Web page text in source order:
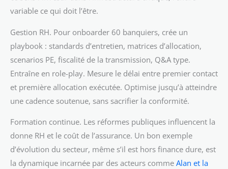
variable ce qui doit l’être.
Gestion RH. Pour onboarder 60 banquiers, crée un
playbook : standards d’entretien, matrices d’allocation,
scenarios PE, fiscalité de la transmission, Q&A type.
Entraîne en role-play. Mesure le délai entre premier contact
et première allocation exécutée. Optimise jusqu’à atteindre
une cadence soutenue, sans sacrifier la conformité.
Formation continue. Les réformes publiques influencent la
donne RH et le coût de l’assurance. Un bon exemple
d’évolution du secteur, même s’il est hors finance dure, est
la dynamique incarnée par des acteurs comme Alan et la